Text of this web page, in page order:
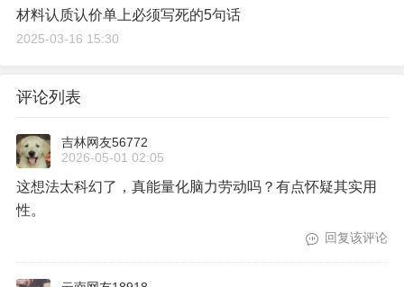
材料认质认价单上必须写死的5句话
2025-03-16 15:30
评论列表
吉林网友56772
2026-05-01 02:05
这想法太科幻了，真能量化脑力劳动吗？有点怀疑其实用
性。
回复该评论